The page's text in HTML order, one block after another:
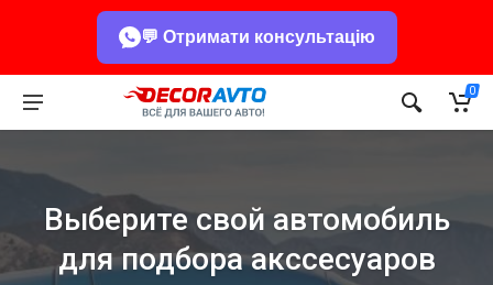
💬 Отримати консультацію
0
Выберите свой автомобиль
для подбора акссесуаров